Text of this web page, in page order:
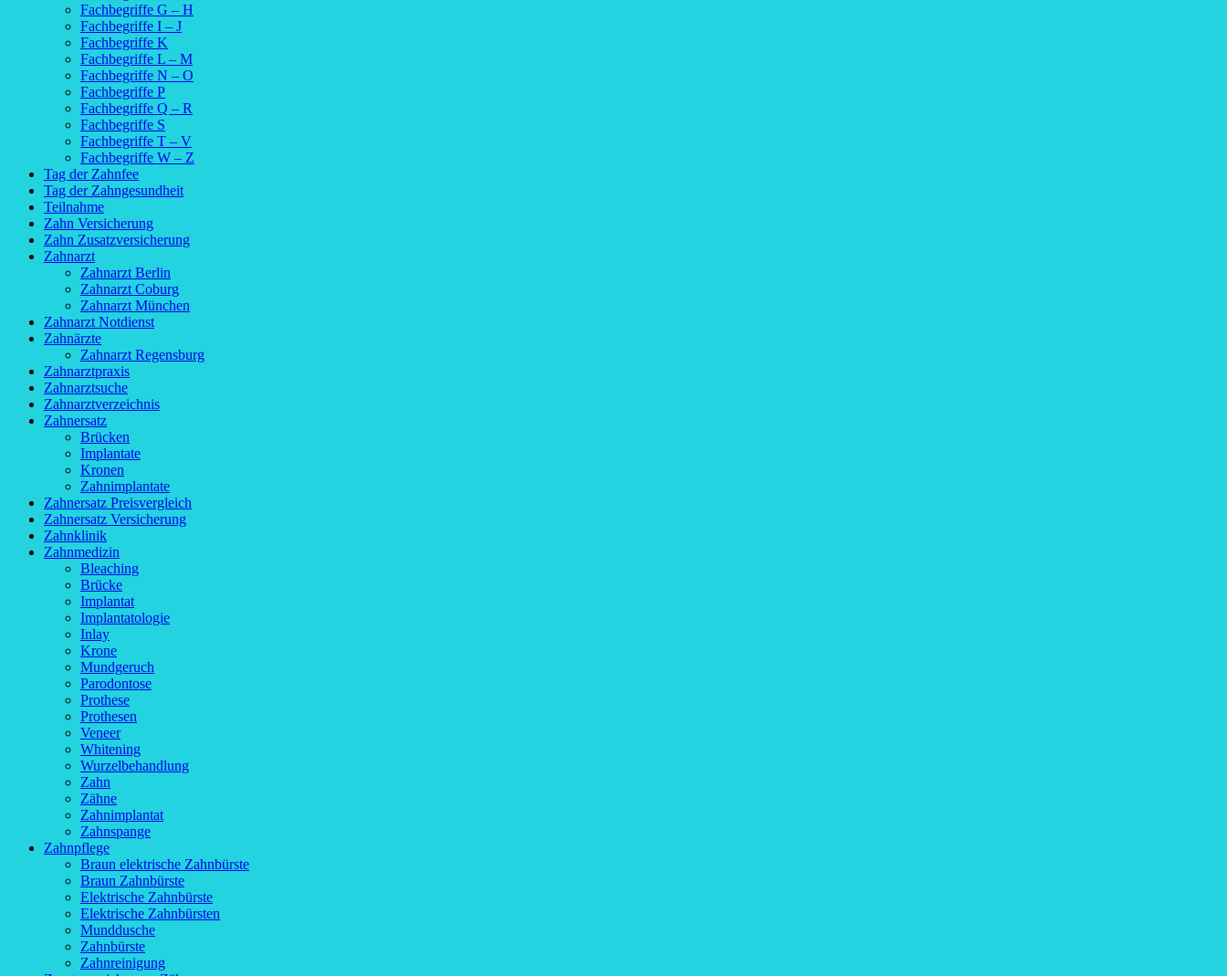
Fachbegriffe G – H
Fachbegriffe I – J
Fachbegriffe K
Fachbegriffe L – M
Fachbegriffe N – O
Fachbegriffe P
Fachbegriffe Q – R
Fachbegriffe S
Fachbegriffe T – V
Fachbegriffe W – Z
Tag der Zahnfee
Tag der Zahngesundheit
Teilnahme
Zahn Versicherung
Zahn Zusatzversicherung
Zahnarzt
Zahnarzt Berlin
Zahnarzt Coburg
Zahnarzt München
Zahnarzt Notdienst
Zahnärzte
Zahnarzt Regensburg
Zahnarztpraxis
Zahnarztsuche
Zahnarztverzeichnis
Zahnersatz
Brücken
Implantate
Kronen
Zahnimplantate
Zahnersatz Preisvergleich
Zahnersatz Versicherung
Zahnklinik
Zahnmedizin
Bleaching
Brücke
Implantat
Implantatologie
Inlay
Krone
Mundgeruch
Parodontose
Prothese
Prothesen
Veneer
Whitening
Wurzelbehandlung
Zahn
Zähne
Zahnimplantat
Zahnspange
Zahnpflege
Braun elektrische Zahnbürste
Braun Zahnbürste
Elektrische Zahnbürste
Elektrische Zahnbürsten
Munddusche
Zahnbürste
Zahnreinigung